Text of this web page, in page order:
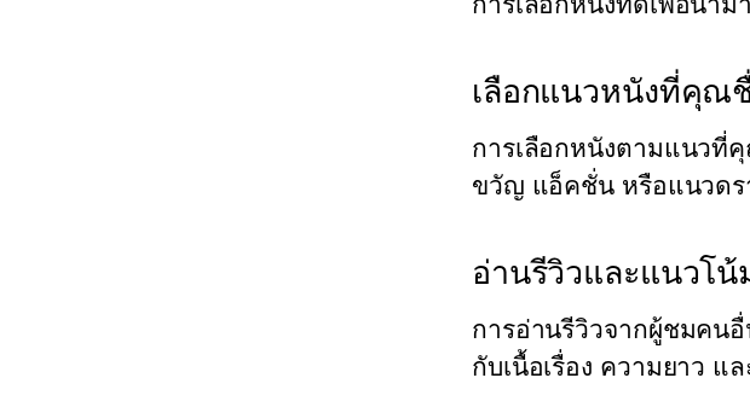
เลือกแนวหนังที่คุณ
การเลือกหนังตามแนวที่
ขวัญ แอ็คชั่น หรือแนวดร
อ่านรีวิวและแนวโน้
การอ่านรีวิวจากผู้ชมคน
กับเนื้อเรื่อง ความยาว แ